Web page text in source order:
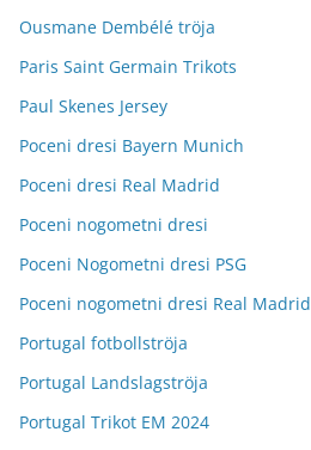
Ousmane Dembélé tröja
Paris Saint Germain Trikots
Paul Skenes Jersey
Poceni dresi Bayern Munich
Poceni dresi Real Madrid
Poceni nogometni dresi
Poceni Nogometni dresi PSG
Poceni nogometni dresi Real Madrid
Portugal fotbollströja
Portugal Landslagströja
Portugal Trikot EM 2024